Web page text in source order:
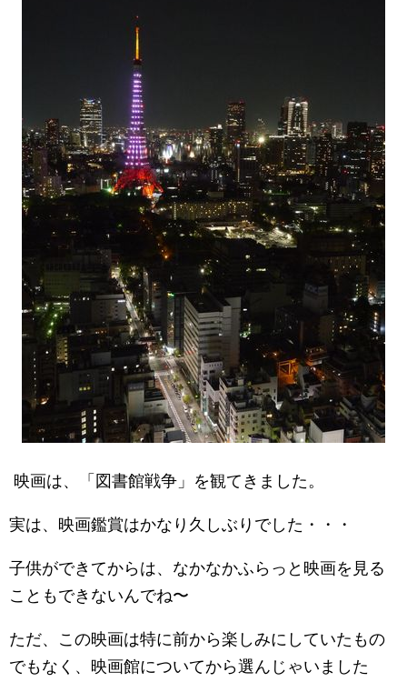
映画は、「図書館戦争」を観てきました。
実は、映画鑑賞はかなり久しぶりでした・・・
子供ができてからは、なかなかふらっと映画を見る
こともできないんでね〜
ただ、この映画は特に前から楽しみにしていたもの
でもなく、映画館についてから選んじゃいました